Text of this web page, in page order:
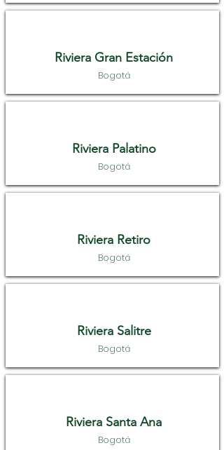
Riviera Gran Estación
Bogotá
Riviera Palatino
Bogotá
Riviera Retiro
Bogotá
Riviera Salitre
Bogotá
Riviera Santa Ana
Bogotá